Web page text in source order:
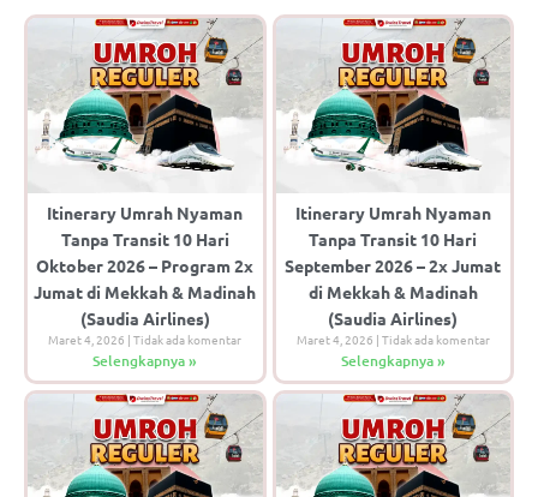
Itinerary Umrah Nyaman
Tanpa Transit 10 Hari
Oktober 2026 – Program 2x
Jumat di Mekkah & Madinah
(Saudia Airlines)
Maret 4, 2026 Tidak ada komentar
Selengkapnya »
Itinerary Umrah Nyaman
Tanpa Transit 10 Hari
September 2026 – 2x Jumat
di Mekkah & Madinah
(Saudia Airlines)
Maret 4, 2026 Tidak ada komentar
Selengkapnya »